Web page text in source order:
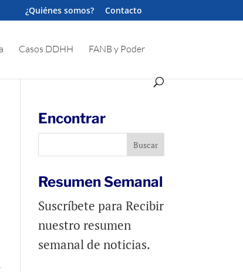
¿Quiénes somos? Contacto
Casos DDHH FANB y Poder
Encontrar
Resumen Semanal
Suscríbete para Recibir
nuestro resumen
semanal de noticias.